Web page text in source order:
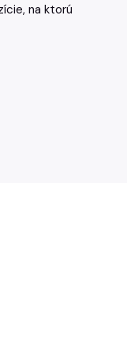
na ktorú